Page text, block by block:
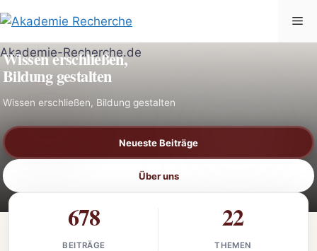
Inhalt
springen
Wissen erschließen,
Bildung gestalten
Wissen erschließen, Bildung gestalten
Neueste Beiträge
Über uns
678
BEITRÄGE
22
THEMEN